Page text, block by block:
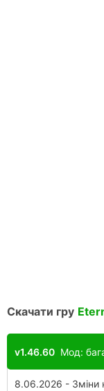
Скачати гру
v1.46.60 Мод:
8.06.2026 - Зміни